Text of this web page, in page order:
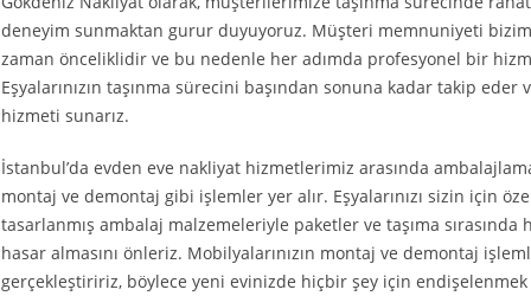
deneyim sunmaktan gurur duyuyoruz. Müşteri memnuniyeti
zaman önceliklidir ve bu nedenle her adımda profesyonel bir
Eşyalarınızın taşınma sürecini başından sonuna kadar takip eder
hizmeti sunarız.
İstanbul’da evden eve nakliyat hizmetlerimiz arasında
montaj ve demontaj gibi işlemler yer alır. Eşyalarınızı sizin için
tasarlanmış ambalaj malzemeleriyle paketler ve taşıma sırasında
hasar almasını önleriz. Mobilyalarınızın montaj ve demontaj
gerçekleştiririz, böylece yeni evinizde hiçbir şey için